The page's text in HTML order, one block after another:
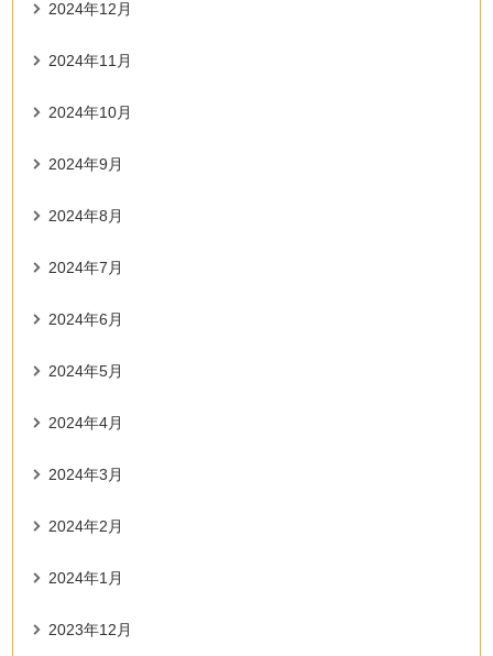
2024年12月
2024年11月
2024年10月
2024年9月
2024年8月
2024年7月
2024年6月
2024年5月
2024年4月
2024年3月
2024年2月
2024年1月
2023年12月